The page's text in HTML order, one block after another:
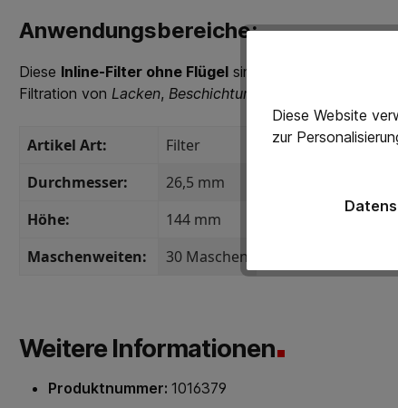
Anwendungsbereiche:
Diese Inline-Filter ohne Flügel sind ideal für eine
Filtration von Lacken, Beschichtungen
Artikel Art:
Filter
Durchmesser:
26,5 mm
Höhe:
144 mm
Maschenweiten:
30 Maschen
Weitere Informationen
Produktnummer: 1016379
Diese Website
zur